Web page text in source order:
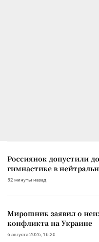
Россиянок допустили
гимнастике в
52 минуты назад
Мирошник заявил о
конфликта на Украине
6 августа 2026, 16:20